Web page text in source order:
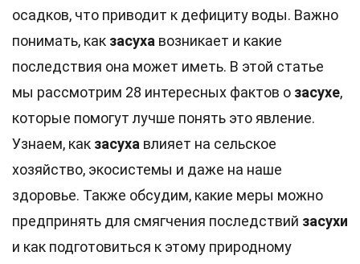
осадков, что приводит к дефициту воды. Важно
понимать, как засуха возникает и какие
последствия она может иметь. В этой статье
мы рассмотрим 28 интересных фактов о засухе,
которые помогут лучше понять это явление.
Узнаем, как засуха влияет на сельское
хозяйство, экосистемы и даже на наше
здоровье. Также обсудим, какие меры можно
предпринять для смягчения последствий засухи
и как подготовиться к этому природному